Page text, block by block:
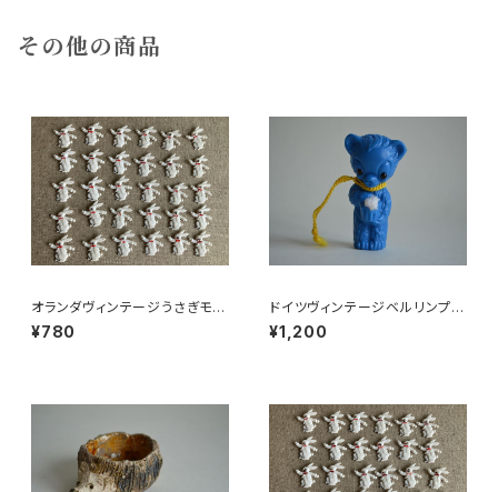
その他の商品
オランダヴィンテージうさぎモチ
ーフプラパーツ30個セットNo15
1
¥780
ドイツヴィンテージベルリンプラ
ベア青29
¥1,200